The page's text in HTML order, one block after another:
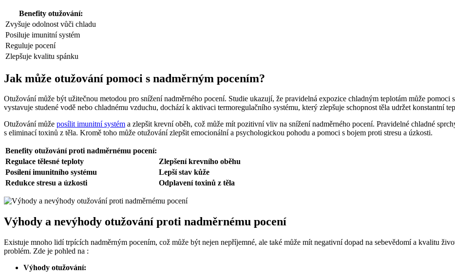
Benefity otužování:
Zvyšuje odolnost vůči chladu
Posiluje imunitní systém
Reguluje pocení
Zlepšuje kvalitu spánku
Jak může otužování pomoci s nadměrným pocením?
Otužování může být užitečnou metodou pro snížení nadměrného pocení. Studie ukazují, že pravidelná expozice chladným teplotám může pomoci
vystavuje studené vodě nebo chladnému vzduchu, dochází k aktivaci termoregulačního systému, který zlepšuje schopnost těla udržet konstantní
Otužování může posílit imunitní systém a zlepšit krevní oběh, což může mít pozitivní vliv na snížení nadměrného pocení. Pravidelné chladné
s eliminací toxinů z těla. Kromě toho může otužování zlepšit emocionální a psychologickou pohodu a pomoci s bojem proti stresu a úzkosti.
Benefity otužování proti nadměrnému pocení:
Regulace tělesné teploty
Zlepšení krevního oběhu
Posílení imunitního systému
Lepší stav kůže
Redukce stresu a úzkosti
Odplavení toxinů z těla
Výhody a nevýhody otužování proti nadměrnému pocení
Existuje mnoho lidí trpících nadměrným pocením, což může být nejen nepříjemné, ale také může mít negativní dopad na sebevědomí a kvalitu
problém. Zde je pohled na :
Výhody otužování: